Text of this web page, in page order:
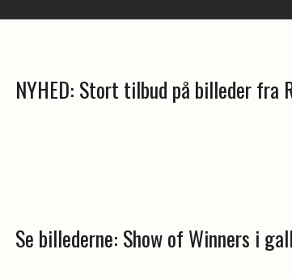
NYHED: Stort tilbud på billeder fra
Se billederne: Show of Winners i